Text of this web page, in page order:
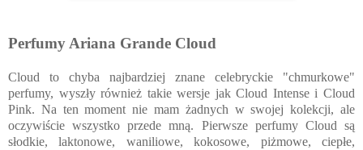
Perfumy Ariana Grande Cloud
Cloud to chyba najbardziej znane celebryckie "chmurkowe"
perfumy, wyszły również takie wersje jak Cloud Intense i Cloud
Pink. Na ten moment nie mam żadnych w swojej kolekcji, ale
oczywiście wszystko przede mną. Pierwsze perfumy Cloud są
słodkie, laktonowe, waniliowe, kokosowe, piżmowe, ciepłe,